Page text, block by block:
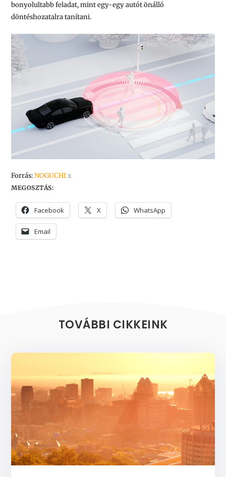
bonyolultabb feladat, mint egy-egy autót önálló
döntéshozatalra tanítani.
Forrás:NOGUCHI x
MEGOSZTÁS:
Facebook X WhatsApp
Email
TOVÁBBI CIKKEINK